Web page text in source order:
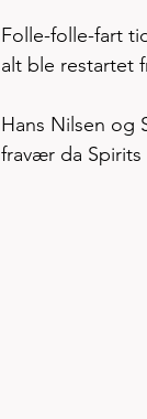
Folle-folle-fart
alt ble restartet
Hans Nilsen og
fravær da